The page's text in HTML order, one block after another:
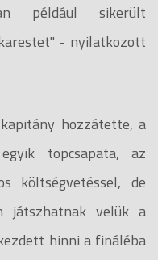
például sikerült
- nyilatkozott
hozzátette, a
topcsapata, az
költségvetéssel, de
játszhatnak velük a
hinni a fináléba